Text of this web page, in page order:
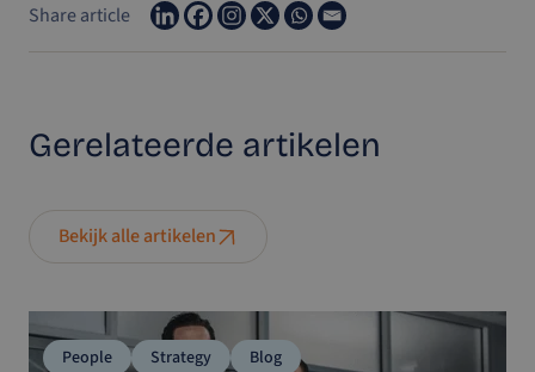
Share article
Gerelateerde artikelen
Bekijk alle artikelen
People Strategy Blog